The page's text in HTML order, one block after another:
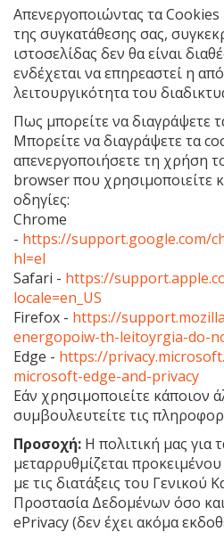
Απενεργοποιώντας τα
της συγκατάθεσης σας,
ιστοσελίδας δεν θα είναι
ενδέχεται να επηρεαστεί η
λειτουργικότητα του
Πως μπορείτε να διαγράψετε
Μπορείτε να διαγράψετε τα
απενεργοποιήσετε τη χρήση
browser που χρησιμοποιείτε
οδηγίες:
Chrome
- https://support.google.com/
hl=el
Safari - https://
locale=en_US
Firefox - https://
energopoiw-th-leitoyrgia-do-
Edge - https://
microsoft-edge-and-privacy
Εάν χρησιμοποιείτε κάποιον
συμβουλευτείτε τις
Προσοχή: Η πολιτική μας για
μεταρρυθμίζεται
με τις διατάξεις του Γενικού
Προστασία Δεδομένων όσο
ePrivacy (δεν έχει ακόμα